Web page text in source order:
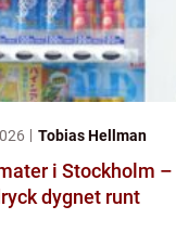
Tobias Hellman
i Stockholm –
dygnet runt